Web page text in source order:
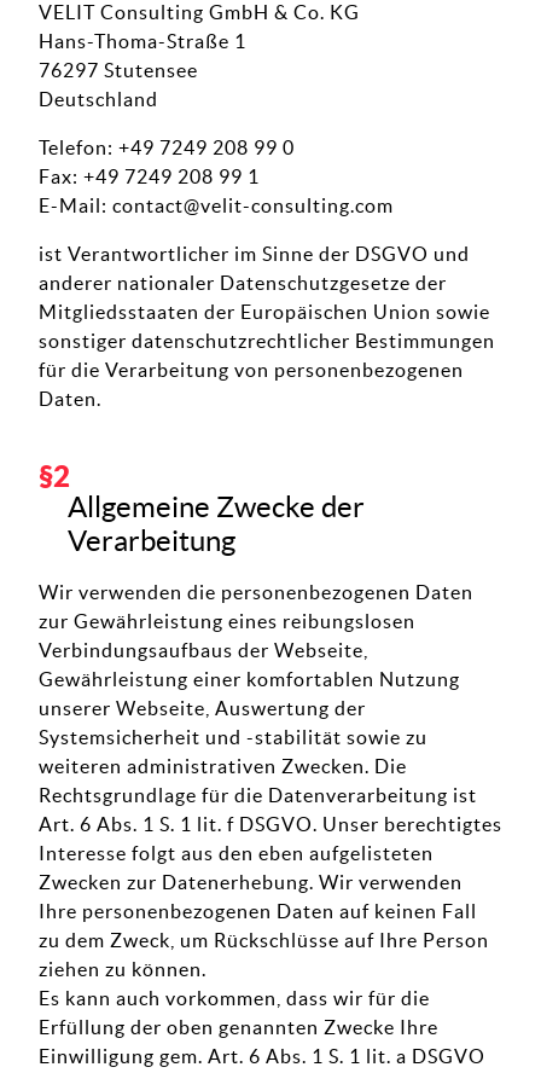
VELIT Consulting GmbH & Co. KG
Hans-Thoma-Straße 1
76297 Stutensee
Deutschland
Telefon: +49 7249 208 99 0
Fax: +49 7249 208 99 1
E-Mail: contact@velit-consulting.com
ist Verantwortlicher im Sinne der DSGVO und
anderer nationaler Datenschutzgesetze der
Mitgliedsstaaten der Europäischen Union sowie
sonstiger datenschutzrechtlicher Bestimmungen
für die Verarbeitung von personenbezogenen
Daten.
Allgemeine Zwecke der
Verarbeitung
Wir verwenden die personenbezogenen Daten
zur Gewährleistung eines reibungslosen
Verbindungsaufbaus der Webseite,
Gewährleistung einer komfortablen Nutzung
unserer Webseite, Auswertung der
Systemsicherheit und -stabilität sowie zu
weiteren administrativen Zwecken. Die
Rechtsgrundlage für die Datenverarbeitung ist
Art. 6 Abs. 1 S. 1 lit. f DSGVO. Unser berechtigtes
Interesse folgt aus den eben aufgelisteten
Zwecken zur Datenerhebung. Wir verwenden
Ihre personenbezogenen Daten auf keinen Fall
zu dem Zweck, um Rückschlüsse auf Ihre Person
ziehen zu können.
Es kann auch vorkommen, dass wir für die
Erfüllung der oben genannten Zwecke Ihre
Einwilligung gem. Art. 6 Abs. 1 S. 1 lit. a DSGVO